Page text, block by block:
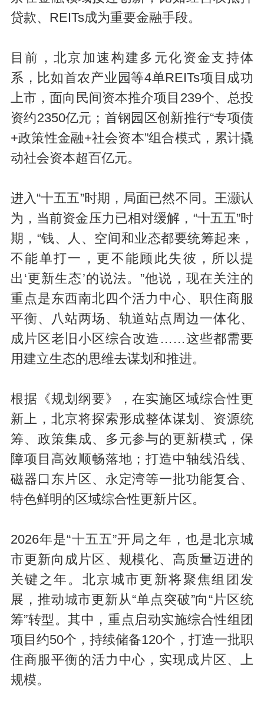
贷款、REITs成为重要金融手段。
目前，北京加速构建多元化资金支持体
系，比如首农产业园等4单REITs项目成功
上市，面向民间资本推介项目239个、总投
资约2350亿元；首钢园区创新推行“专项债
+政策性金融+社会资本”组合模式，累计撬
动社会资本超百亿元。
进入“十五五”时期，局面已然不同。王灏认
为，当前资金压力已相对缓解，“十五五”时
期，“钱、人、空间和业态都要统筹起来，
不能单打一，更不能顾此失彼，所以提
出‘更新生态’的说法。”他说，现在关注的
重点是东西南北四个活力中心、职住商服
平衡、八站两场、轨道站点周边一体化、
成片区老旧小区综合改造……这些都需要
用建立生态的思维去谋划和推进。
根据《规划纲要》，在实施区域综合性更
新上，北京将探索形成整体谋划、资源统
筹、政策集成、多元参与的更新模式，保
障项目高效顺畅落地；打造中轴线沿线、
磁器口东片区、永定湾等一批功能复合、
特色鲜明的区域综合性更新片区。
2026年是“十五五”开局之年，也是北京城
市更新向成片区、规模化、高质量迈进的
关键之年。北京城市更新将聚焦组团发
展，推动城市更新从“单点突破”向“片区统
筹”转型。其中，重点启动实施综合性组团
项目约50个，持续储备120个，打造一批职
住商服平衡的活力中心，实现成片区、上
规模。